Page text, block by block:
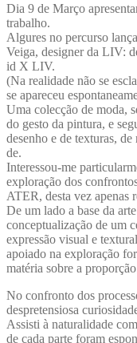
Dia 9 de Março
trabalho.
Algures no percurso
Veiga, designer da LIV:
id X LIV.
(Na realidade não se
se apareceu
Uma colecção de moda,
do gesto da pintura, e
desenho e de texturas,
de.
Interessou-me
exploração dos
ATER, desta vez apenas
De um lado a base da
conceptualização de um
expressão visual e
apoiado na exploração
matéria sobre a
No confronto dos
despretensiosa
Assisti à naturalidade
de cada parte foram